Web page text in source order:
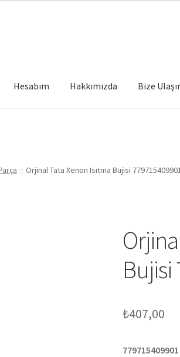
Hesabım Hakkımızda Bize
Orjinal Tata Xenon Isıtma Bujisi
Bujisi
₺407,00
779715409901